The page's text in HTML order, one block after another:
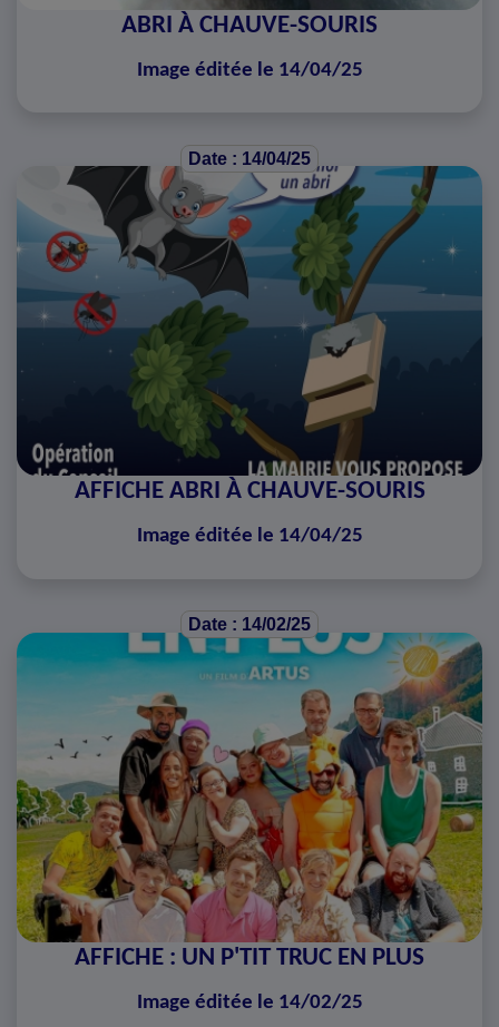
ABRI À CHAUVE-SOURIS
Image éditée le 14/04/25
Date : 14/04/25
AFFICHE ABRI À CHAUVE-SOURIS
Image éditée le 14/04/25
Date : 14/02/25
AFFICHE : UN P'TIT TRUC EN PLUS
Image éditée le 14/02/25